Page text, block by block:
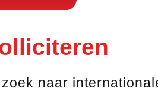
naar